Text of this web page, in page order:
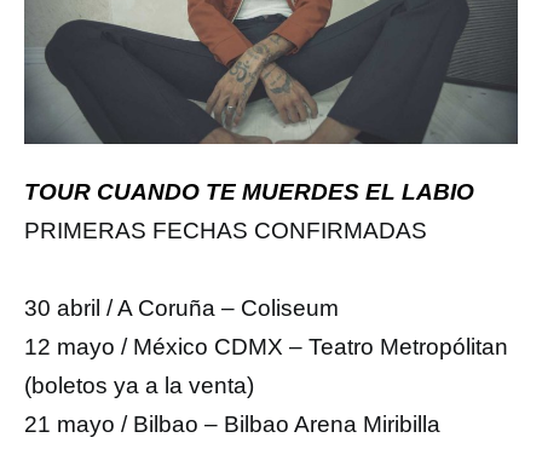
TOUR CUANDO TE MUERDES EL LABIO
PRIMERAS FECHAS CONFIRMADAS
30 abril / A Coruña – Coliseum
12 mayo / México CDMX – Teatro Metropólitan
(boletos ya a la venta)
21 mayo / Bilbao – Bilbao Arena Miribilla